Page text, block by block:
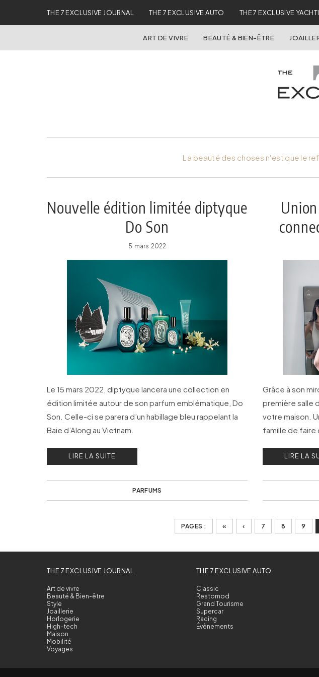
THE 7 EXCLUSIVE JOURNAL THE 7 EXCLUSIVE AUTO THE 7 EXCLUSIVE
ART DE VIVRE BEAUTÉ & BIEN-ÊTRE
La beauté des choses n'est que le
Nouvelle édition limitée diptyque
Do Son
5 mars 2022
Le 15 mars 2022, diptyque lancera une collection en
édition limitée autour de son parfum emblématique, Do
Son. Celle-ci se parera d’un habillage bleu rappelant la
Baie d’Along au Vietnam.
LIRE LA SUITE
PARFUMS
Grâce à son
première salle
votre maison.
famille de faire
LIRE LA
PAGES : « ‹ 7 8 9
THE 7 EXCLUSIVE JOURNAL
Art de vivre
Beauté & Bien-être
Style
Joaillerie
Horlogerie
High-tech
Maison
Mobilité
Voyages
THE 7 EXCLUSIVE AUTO
Classic
Restomod
Grand Tourisme
Supercar
Racing
Évènements